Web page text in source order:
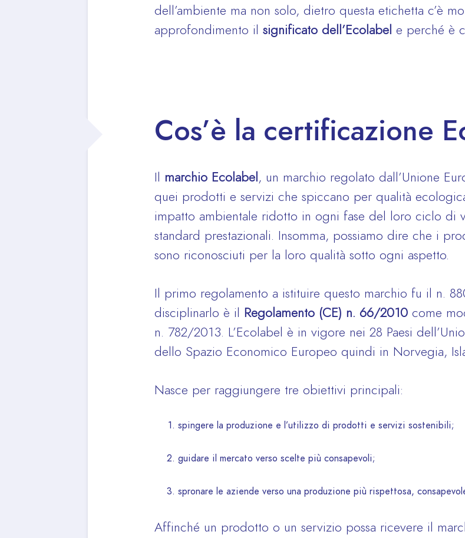
dell’ambiente ma non solo, dietro questa etichetta c’è
approfondimento il significato dell’Ecolabel e perché è
Cos’è la certificazione
marchio Ecolabel , un marchio regolato dall’Unione
quei prodotti e servizi che spiccano per qualità
impatto ambientale ridotto in ogni fase del loro ciclo di
standard prestazionali. Insomma, possiamo dire che i
sono riconosciuti per la loro qualità sotto ogni aspetto.
Il primo regolamento a istituire questo marchio fu il n.
disciplinarlo è il
Regolamento (CE) n. 66/2010 come
n. 782/2013. L’Ecolabel è in vigore nei 28 Paesi
dello Spazio Economico Europeo quindi in Norvegia,
Nasce per raggiungere tre obiettivi principali:
spingere la produzione e l’utilizzo di prodotti e servizi sostenibili;
guidare il mercato verso scelte più consapevoli;
spronare le aziende verso una produzione più rispettosa,
Affinché un prodotto o un servizio possa ricevere il